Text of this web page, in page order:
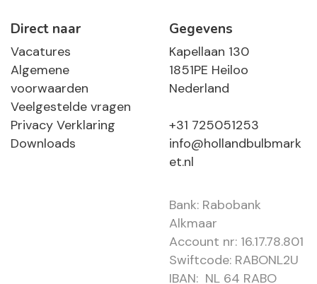
Direct naar
Vacatures
Algemene
voorwaarden
Veelgestelde vragen
Privacy Verklaring
Downloads
Gegevens
Kapellaan 130
1851PE Heiloo
Nederland
+31 725051253
info@hollandbulbmark
et.nl
Bank: Rabobank
Alkmaar
Account nr: 16.17.78.801
Swiftcode: RABONL2U
IBAN: NL 64 RABO